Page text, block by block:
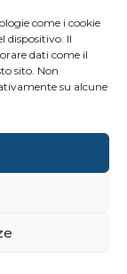
come i cookie
dispositivo. Il
dati come il
sito. Non
su alcune